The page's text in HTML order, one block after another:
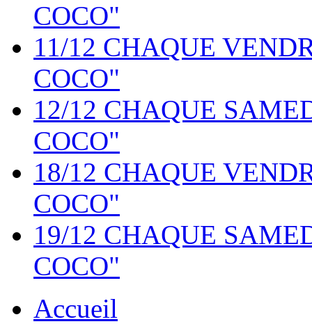
COCO"
11/12 CHAQUE
COCO"
12/12 CHAQUE
COCO"
18/12 CHAQUE
COCO"
19/12 CHAQUE
COCO"
Accueil